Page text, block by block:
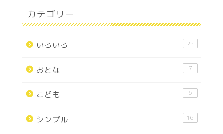
カテゴリー
いろいろ 25
おとな 7
こども 6
シンプル 16